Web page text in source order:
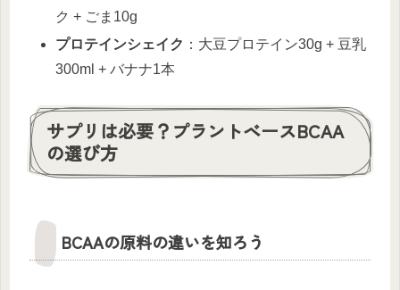
ク + ごま10g
プロテインシェイク ：大豆プロテイン30g + 豆乳
300ml + バナナ1本
サプリは必要？プラントベースBCAA
の選び方
BCAAの原料の違いを知ろう